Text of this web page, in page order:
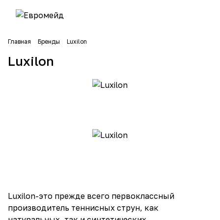
Главная Бренды Luxilon
Luxilon
Luxilon-это прежде всего первоклассный
производитель теннисных струн, как